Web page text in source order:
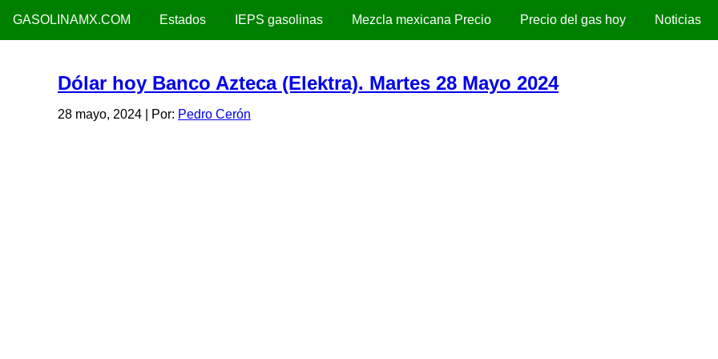
GASOLINAMX.COM Estados IEPS gasolinas Mezcla mexicana Precio Precio del gas hoy Noticias
Dólar hoy Banco Azteca (Elektra). Martes 28 Mayo 2024
28 mayo, 2024 | Por: Pedro Cerón